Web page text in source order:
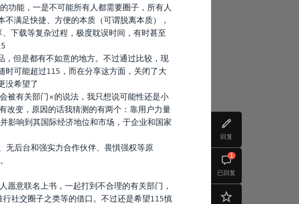
回复
已回复
1
功能，一是不可能所有人都需要圈子，所有人
满足快捷、方便的本质（可谓脱离本质），
下载等复杂过程，极度耽误时间，有时甚至
但是都有不如意的地方。不过通过比较，现
可能超过115，而在分享这方面，关闭了大
没希望了
被有关部门×的说法，我只想说可能性还是小
改变，原因的话我猜测的有两个：靠用户力量
影响到其国际经济地位和市场，于企业和国家
后台和强实力合作伙伴、畏惧强权等原
意联名上书，一起打到不合理的有关部门，
社交圈子之类等的借口。不过还是希望115慎